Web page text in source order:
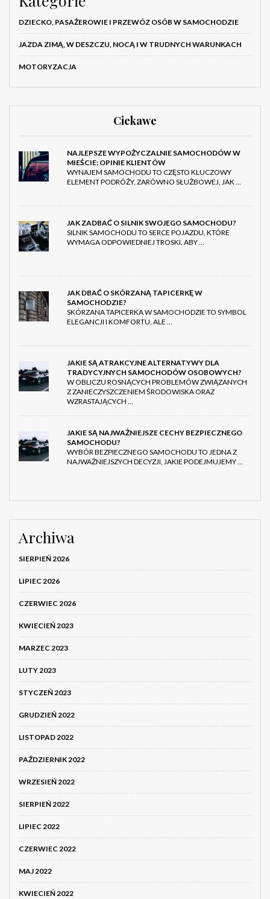
DZIECKO, PASAŻEROWIE I PRZEWÓZ OSÓB W SAMOCHODZIE
JAZDA ZIMĄ, W DESZCZU, NOCĄ I W TRUDNYCH WARUNKACH
MOTORYZACJA
Ciekawe
NAJLEPSZE WYPOŻYCZALNIE SAMOCHODÓW W
MIEŚCIE: OPINIE KLIENTÓW
WYNAJEM SAMOCHODU TO CZĘSTO KLUCZOWY
ELEMENT PODRÓŻY, ZARÓWNO SŁUŻBOWEJ, JAK …
JAK ZADBAĆ O SILNIK SWOJEGO SAMOCHODU?
SILNIK SAMOCHODU TO SERCE POJAZDU, KTÓRE
WYMAGA ODPOWIEDNIEJ TROSKI, ABY …
JAK DBAĆ O SKÓRZANĄ TAPICERKĘ W
SAMOCHODZIE?
SKÓRZANA TAPICERKA W SAMOCHODZIE TO SYMBOL
ELEGANCJI I KOMFORTU, ALE …
JAKIE SĄ ATRAKCYJNE ALTERNATYWY DLA
TRADYCYJNYCH SAMOCHODÓW OSOBOWYCH?
W OBLICZU ROSNĄCYCH PROBLEMÓW ZWIĄZANYCH
Z ZANIECZYSZCZENIEM ŚRODOWISKA ORAZ
WZRASTAJĄCYCH …
JAKIE SĄ NAJWAŻNIEJSZE CECHY BEZPIECZNEGO
SAMOCHODU?
WYBÓR BEZPIECZNEGO SAMOCHODU TO JEDNA Z
NAJWAŻNIEJSZYCH DECYZJI, JAKIE PODEJMUJEMY …
Archiwa
SIERPIEŃ 2026
LIPIEC 2026
CZERWIEC 2026
KWIECIEŃ 2023
MARZEC 2023
LUTY 2023
STYCZEŃ 2023
GRUDZIEŃ 2022
LISTOPAD 2022
PAŹDZIERNIK 2022
WRZESIEŃ 2022
SIERPIEŃ 2022
LIPIEC 2022
CZERWIEC 2022
MAJ 2022
KWIECIEŃ 2022